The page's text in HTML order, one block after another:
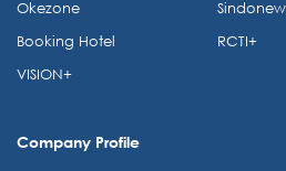
Okezone
Booking Hotel
VISION+
RCTI+
Company Profile